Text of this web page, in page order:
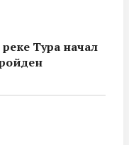
Тура начал